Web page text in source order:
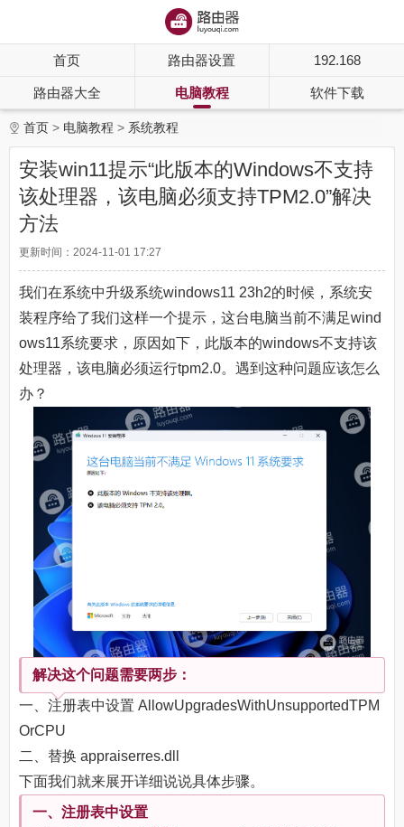
首页 路由器设置 192.168
路由器大全 电脑教程 软件下载
首页 电脑教程 系统教程
安装win11提示“此版本的Windows不支持
该处理器，该电脑必须支持TPM2.0”解决
方法
更新时间：2024-11-01 17:27
我们在系统中升级系统windows11 23h2的时候，系统安
装程序给了我们这样一个提示，这台电脑当前不满足wind
ows11系统要求，原因如下，此版本的windows不支持该
处理器，该电脑必须运行tpm2.0。遇到这种问题应该怎么
办？
解决这个问题需要两步：
一、注册表中设置 AllowUpgradesWithUnsupportedTPM
OrCPU
二、替换 appraiserres.dll
下面我们就来展开详细说说具体步骤。
一、注册表中设置